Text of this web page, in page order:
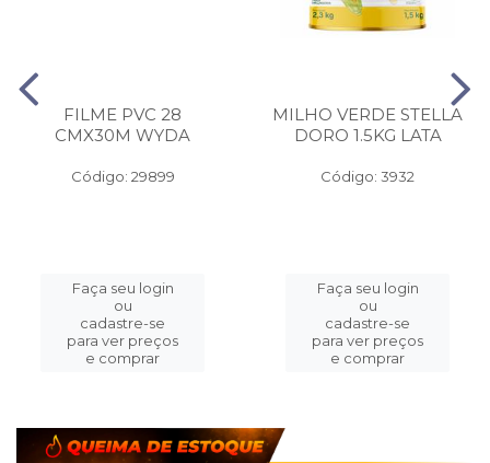
FILME PVC 28
CMX30M WYDA
Código: 29899
Faça seu login
ou
cadastre-se
para ver preços
e comprar
MILHO VERDE STELLA
DORO 1.5KG LATA
Código: 3932
Faça seu login
ou
cadastre-se
para ver preços
e comprar